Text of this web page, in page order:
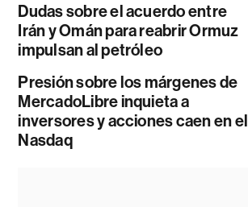
Dudas sobre el acuerdo entre
Irán y Omán para reabrir Ormuz
impulsan al petróleo
Presión sobre los márgenes de
MercadoLibre inquieta a
inversores y acciones caen en el
Nasdaq